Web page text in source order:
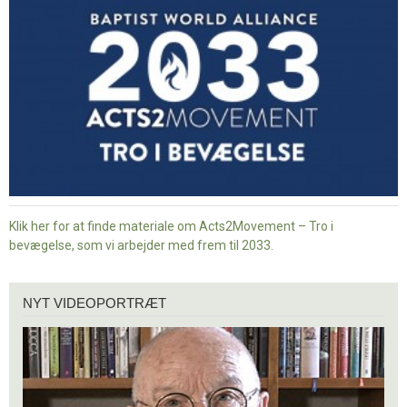
Klik her for at finde materiale om Acts2Movement – Tro i
bevægelse, som vi arbejder med frem til 2033.
videoportræt
NYT VIDEOPORTRÆT